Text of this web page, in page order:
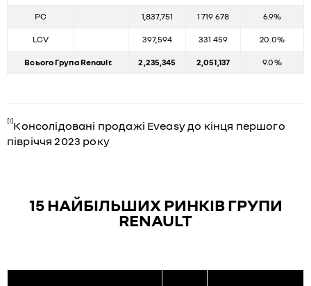
PC 1,837,751 1 719 678 6.9%
LCV 397,594 331 459 20.0%
Всього Група Renault 2,235,345 2,051,137 9.0%
[1]Консолідовані продажі Eveasy до кінця першого
півріччя 2023 року
15 НАЙБІЛЬШИХ РИНКІВ ГРУПИ
RENAULT